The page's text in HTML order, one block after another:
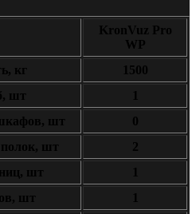
KronVuz Pro
WP
кг
1500
шт
1
шт
0
шт
2
шт
1
шт
1